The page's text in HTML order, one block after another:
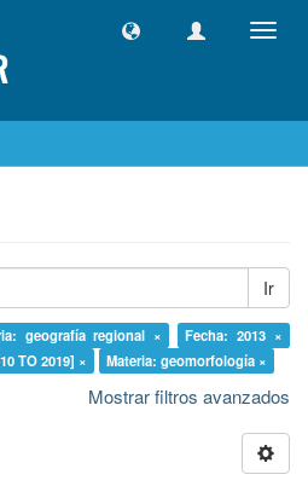
Ir
geografía regional ×
Fecha: 2013 ×
TO 2019] × Materia: geomorfología ×
Mostrar filtros avanzados